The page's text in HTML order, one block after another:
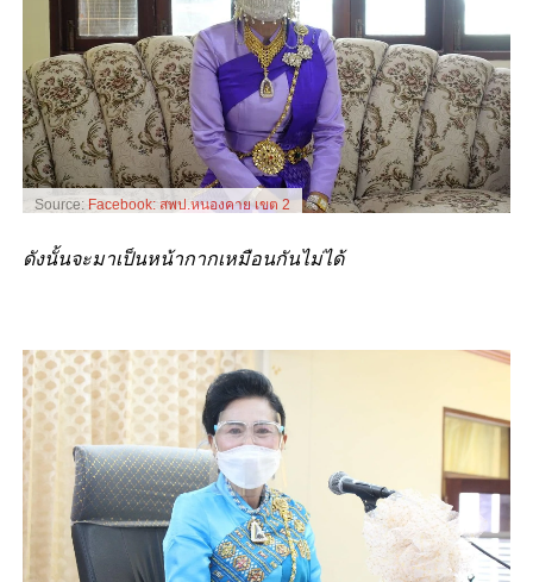
Source: Facebook: สพป.หนองคาย เขต 2
ดังนั้นจะมาเป็นหน้ากากเหมือนกันไม่ได้